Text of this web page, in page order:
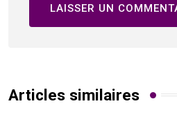
Articles similaires